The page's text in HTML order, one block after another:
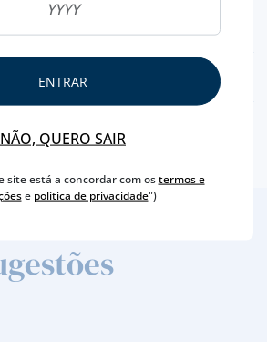
ENTRAR
NÃO, QUERO SAIR
site está a concordar com ostermos e
e política de privacidade")